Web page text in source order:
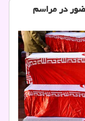
در مراسم